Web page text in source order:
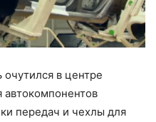
очутился в центре
автокомпонентов
передач и чехлы для